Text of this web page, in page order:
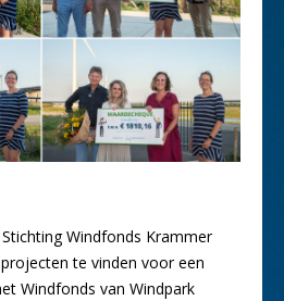
Stichting Windfonds Krammer
te vinden voor een
Windfonds van Windpark